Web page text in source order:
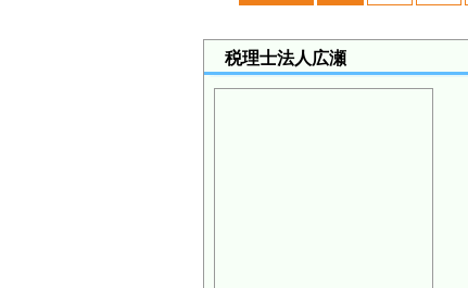
税理士法人広瀬